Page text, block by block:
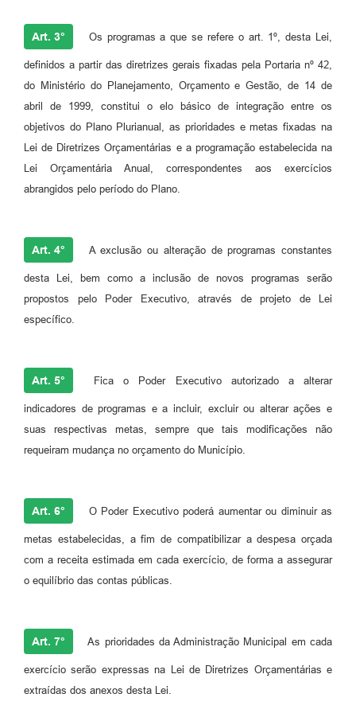
Art. 3° Os programas a que se refere o art. 1º, desta Lei,
definidos a partir das diretrizes gerais fixadas pela Portaria nº 42,
do Ministério do Planejamento, Orçamento e Gestão, de 14 de
abril de 1999, constitui o elo básico de integração entre os
objetivos do Plano Plurianual, as prioridades e metas fixadas na
Lei de Diretrizes Orçamentárias e a programação estabelecida na
Lei Orçamentária Anual, correspondentes aos exercícios
abrangidos pelo período do Plano.
Art. 4° A exclusão ou alteração de programas constantes
desta Lei, bem como a inclusão de novos programas serão
propostos pelo Poder Executivo, através de projeto de Lei
específico.
Art. 5° Fica o Poder Executivo autorizado a alterar
indicadores de programas e a incluir, excluir ou alterar ações e
suas respectivas metas, sempre que tais modificações não
requeiram mudança no orçamento do Município.
Art. 6° O Poder Executivo poderá aumentar ou diminuir as
metas estabelecidas, a fim de compatibilizar a despesa orçada
com a receita estimada em cada exercício, de forma a assegurar
o equilíbrio das contas públicas.
Art. 7° As prioridades da Administração Municipal em cada
exercício serão expressas na Lei de Diretrizes Orçamentárias e
extraídas dos anexos desta Lei.